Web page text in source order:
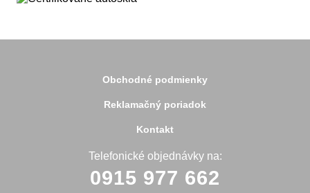
Beluša
Čadca
Obchodné podmienky
Reklamačný poriadok
Kontakt
Telefonické objednávky na:
0915 977 662